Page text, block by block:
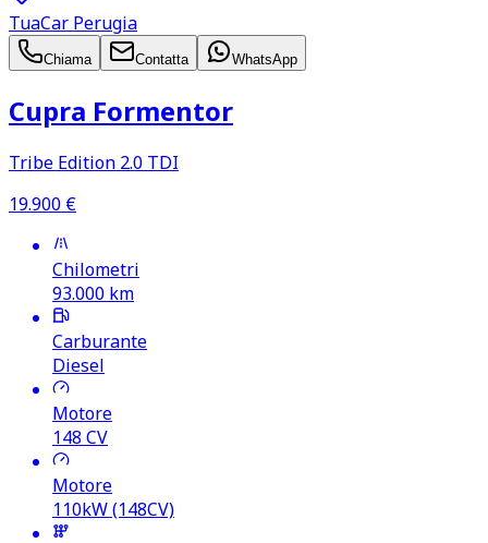
TuaCar Perugia
Chiama Contatta WhatsApp
Cupra Formentor
Tribe Edition 2.0 TDI
19.900 €
Chilometri
93.000 km
Carburante
Diesel
Motore
148 CV
Motore
110kW (148CV)